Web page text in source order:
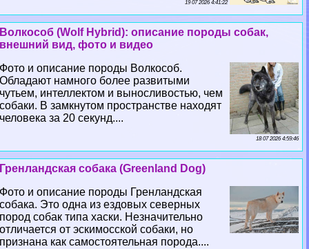
19 07 2026 4:41:22
Волкособ (Wolf Hybrid): описание породы собак,
внешний вид, фото и видео
Фото и описание породы Волкособ.
Обладают намного более развитыми
чутьем, интеллектом и выносливостью, чем
собаки. В замкнутом прострaнcтве находят
человека за 20 секунд....
18 07 2026 4:59:46
Гренландская собака (Greenland Dog)
Фото и описание породы Гренландская
собака. Это одна из ездовых северных
пород собак типа хаски. Незначительно
отличается от эскимосской собаки, но
признана как самостоятельная порода....